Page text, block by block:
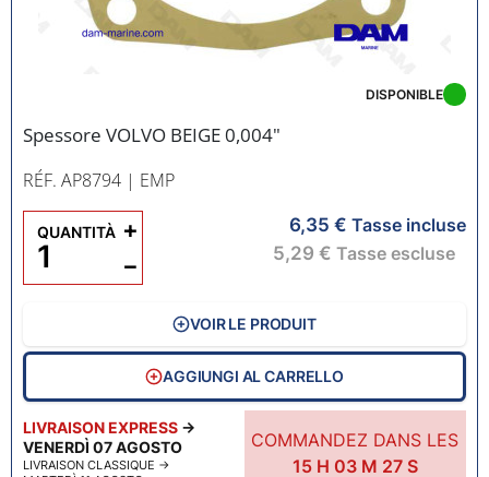
Spessore VOLVO BEIGE 0,004"
RÉF. AP8794 | EMP
LIVRAISON EXPRESS →
VENERDÌ 07 AGOSTO
LIVRAISON CLASSIQUE →
COMMANDEZ DANS LES
15H 03M 26 S
DISPONIBLE
6,35 € Tasse incluse
5,29 € Tasse escluse
QUANTITÀ
−
+
VOIR LE PRODUIT
AGGIUNGI AL CARRELLO